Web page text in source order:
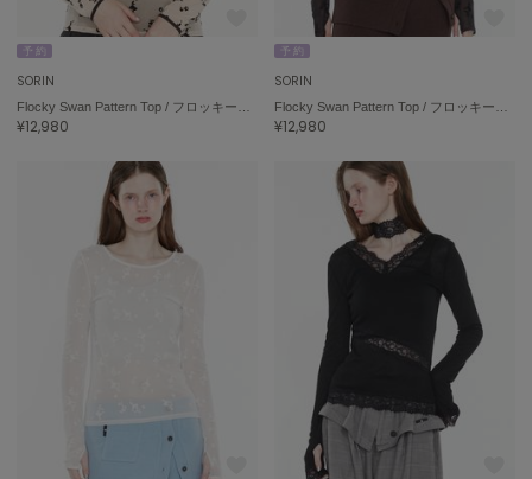
SESAME STREET MARKET
セサミストリートマーケット
SHAKA
シャカ
スニーカーズ バイ エミ
スノーピーク
予 約
SORIN
¥12,980
予 約
SORIN
¥12,980